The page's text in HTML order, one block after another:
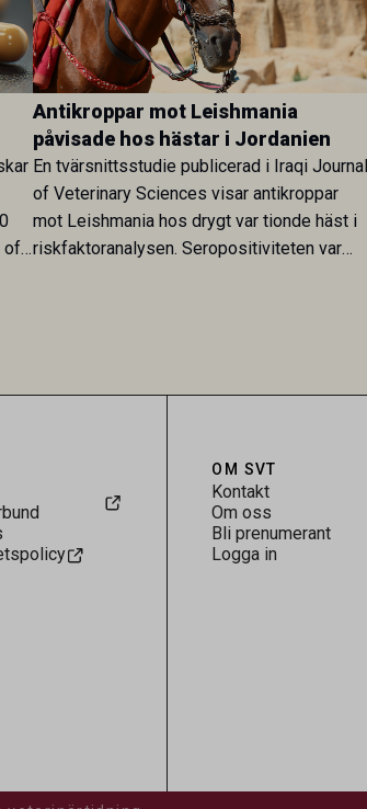
of
Antikroppar mot Leishmania
påvisade hos hästar i Jordanien
En tvärsnittsstudie publicerad i Iraqi Journal
of Veterinary Sciences visar antikroppar
mot Leishmania hos drygt var tionde häst i
riskfaktoranalysen. Seropositiviteten var
OM SVT
Kontakt
Om oss
Bli prenumerant
Logga in